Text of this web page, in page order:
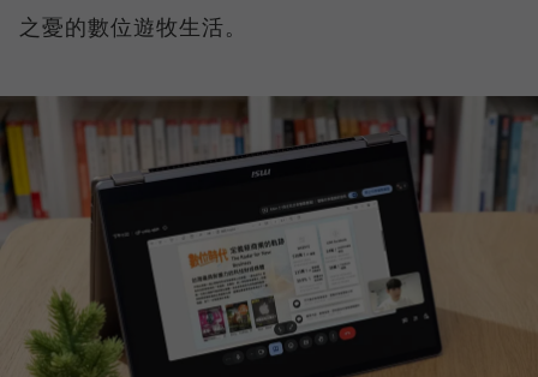
之憂的數位遊牧生活。